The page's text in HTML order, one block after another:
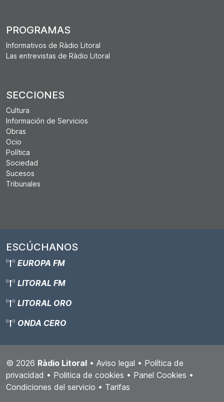
PROGRAMAS
Informativos de Ràdio Litoral
Las entrevistas de Ràdio Litoral
SECCIONES
Cultura
Información de Servicios
Obras
Ocio
Política
Sociedad
Sucesos
Tribunales
ESCÚCHANOS
EUROPA FM
LITORAL FM
LITORAL ORO
ONDA CERO
© 2026 Ràdio Litoral • Aviso legal • Política de
privacidad • Politica de cookies • Panel Cookies •
Condiciones del servicio • Tarifas